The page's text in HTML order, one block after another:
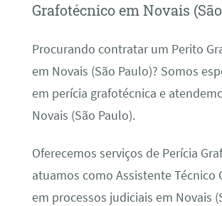
Grafotécnico em Novais
Procurando contratar um Perito
em Novais (São Paulo)? Somos
em perícia grafotécnica e
Novais (São Paulo).
Oferecemos serviços de Perícia
atuamos como Assistente Técnico
em processos judiciais em Novais